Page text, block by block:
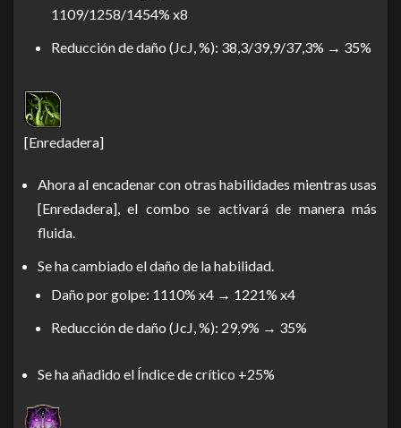
1109/1258/1454% x8
Reducción de daño (JcJ, %): 38,3/39,9/37,3% → 35%
[Enredadera]
Ahora al encadenar con otras habilidades mientras usas
[Enredadera], el combo se activará de manera más
fluida.
Se ha cambiado el daño de la habilidad.
Daño por golpe: 1110% x4 → 1221% x4
Reducción de daño (JcJ, %): 29,9% → 35%
Se ha añadido el Índice de crítico +25%